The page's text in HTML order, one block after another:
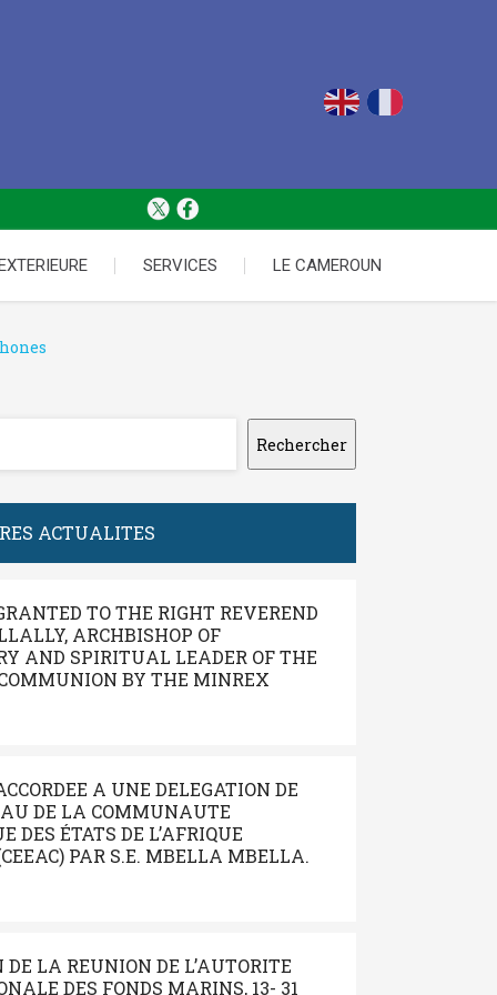
SERVICES LE CAMEROUN
Rechercher
ACTUALITES
TO THE RIGHT REVEREND
ARCHBISHOP OF
AND SPIRITUAL LEADER OF THE
BY THE MINREX
A UNE DELEGATION DE
DE LA COMMUNAUTE
DES ÉTATS DE L’AFRIQUE
PAR S.E. MBELLA MBELLA.
DE LA REUNION DE L’AUTORITE
DES FONDS MARINS, 13- 31